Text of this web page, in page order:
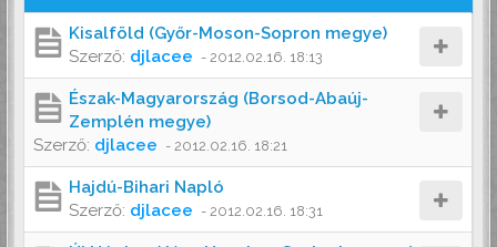
Kisalföld (Győr-Moson-Sopron megye)
Szerző: djlacee - 2012.02.16. 18:13
Észak-Magyarország (Borsod-Abaúj-
Zemplén megye)
Szerző: djlacee - 2012.02.16. 18:21
Hajdú-Bihari Napló
Szerző: djlacee - 2012.02.16. 18:31